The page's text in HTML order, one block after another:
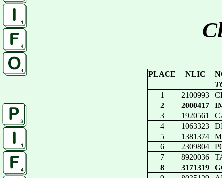
PLACE NLIC
1
2100993
2
2000417
3
1920561
4
1063323
5
1381374
6
2309804
7
8920036
8
3171319